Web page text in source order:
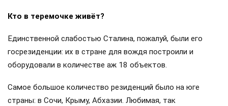
Кто в теремочке живёт?
Единственной слабостью Сталина, пожалуй, были его
госрезиденции: их в стране для вождя построили и
оборудовали в количестве аж 18 объектов.
Самое большое количество резиденций было на юге
страны: в Сочи, Крыму, Абхазии. Любимая, так